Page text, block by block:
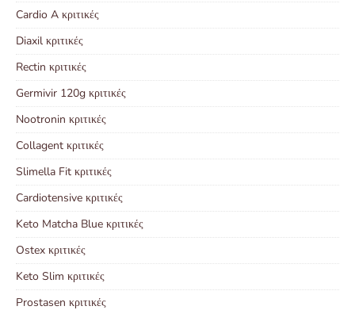
Cardio A κριτικές
Diaxil κριτικές
Rectin κριτικές
Germivir 120g κριτικές
Nootronin κριτικές
Collagent κριτικές
Slimella Fit κριτικές
Cardiotensive κριτικές
Keto Matcha Blue κριτικές
Ostex κριτικές
Keto Slim κριτικές
Prostasen κριτικές